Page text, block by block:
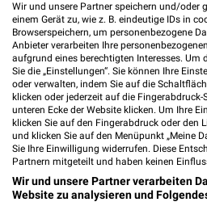
292,54 km
dm Hof
Hans-Böckler-Straße
95032 Hof
Heute 08:00 - 20:00
266,90 km
dm Kulmbach
Wir und unsere Partner speichern und/oder
einem Gerät zu, wie z. B. eindeutige IDs in
Browserspeichern, um personenbezogene
Anbieter verarbeiten Ihre
aufgrund eines berechtigten Interesses. Um
Sie die „Einstellungen“. Sie können Ihre
oder verwalten, indem Sie auf die
klicken oder jederzeit auf die
unteren Ecke der Website klicken. Um Ihre
klicken Sie auf den Fingerabdruck oder den
und klicken Sie auf den Menüpunkt „Meine
Sie Ihre Einwilligung widerrufen. Diese
Partnern mitgeteilt und haben keinen
Wir und unsere Partner verarbeiten
Website zu analysieren und